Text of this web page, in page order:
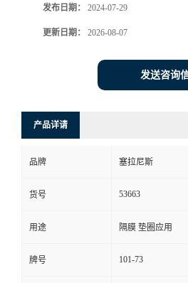
发布日期： 2024-07-29
更新日期： 2026-08-07
发送咨询
产品详请
品牌 塞拉尼斯
货号 53663
用途 隔膜 垫圈应用
牌号 101-73